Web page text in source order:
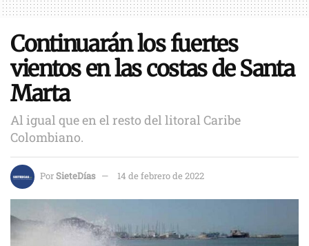
Continuarán los fuertes
vientos en las costas de Santa
Marta
Al igual que en el resto del litoral Caribe
Colombiano.
PorSieteDías 14 de febrero de 2022